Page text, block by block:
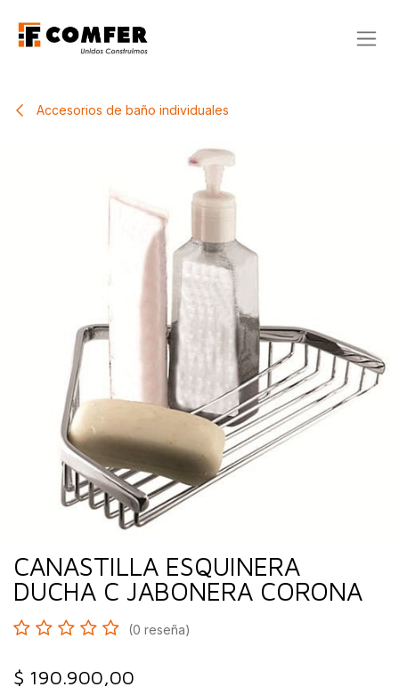
Accesorios de baño individuales
CANASTILLA ESQUINERA
DUCHA C JABONERA CORONA
(0 reseña)
$ 190.900,00